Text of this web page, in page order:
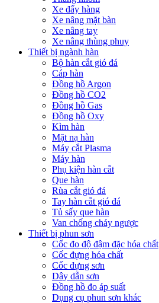
Xe đẩy hàng
Xe nâng mặt bàn
Xe nâng tay
Xe nâng thùng phuy
Thiết bị ngành hàn
Bộ hàn cắt gió đá
Cáp hàn
Đồng hồ Argon
Đồng hồ CO2
Đồng hồ Gas
Đồng hồ Oxy
Kìm hàn
Mặt nạ hàn
Máy cắt Plasma
Máy hàn
Phụ kiện hàn cắt
Que hàn
Rùa cắt gió đá
Tay hàn cắt gió đá
Tủ sấy que hàn
Van chống cháy ngược
Thiết bị phun sơn
Cốc đo độ đậm đặc hóa chất
Cốc đựng hóa chất
Cốc đựng sơn
Dây dẫn sơn
Đồng hồ đo áp suất
Dụng cụ phun sơn khác